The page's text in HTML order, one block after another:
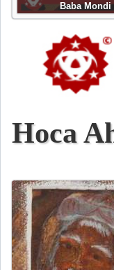
Baba Mondi
Hoca